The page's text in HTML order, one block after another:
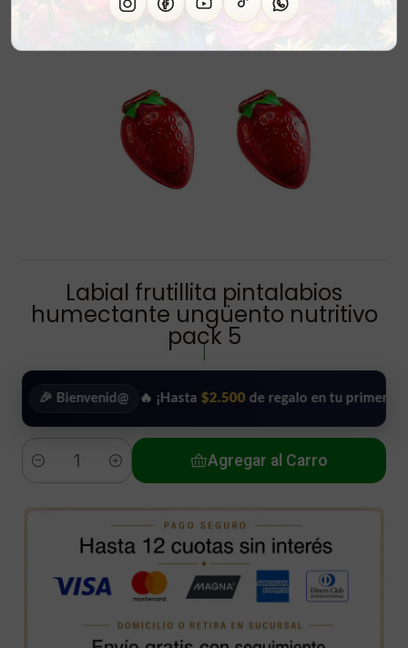
Labial frutillita pintalabios
humectante ungüento nutritivo
pack 5
Bienvenid@ 🔥 ¡Hasta $2.500 de regalo en tu primera compra!
Cantidad
Agregar al Carro